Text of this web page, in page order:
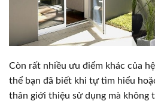
Còn rất nhiều ưu điểm khác của
thể bạn đã biết khi tự tìm hiểu
thân giới thiệu sử dụng mà không